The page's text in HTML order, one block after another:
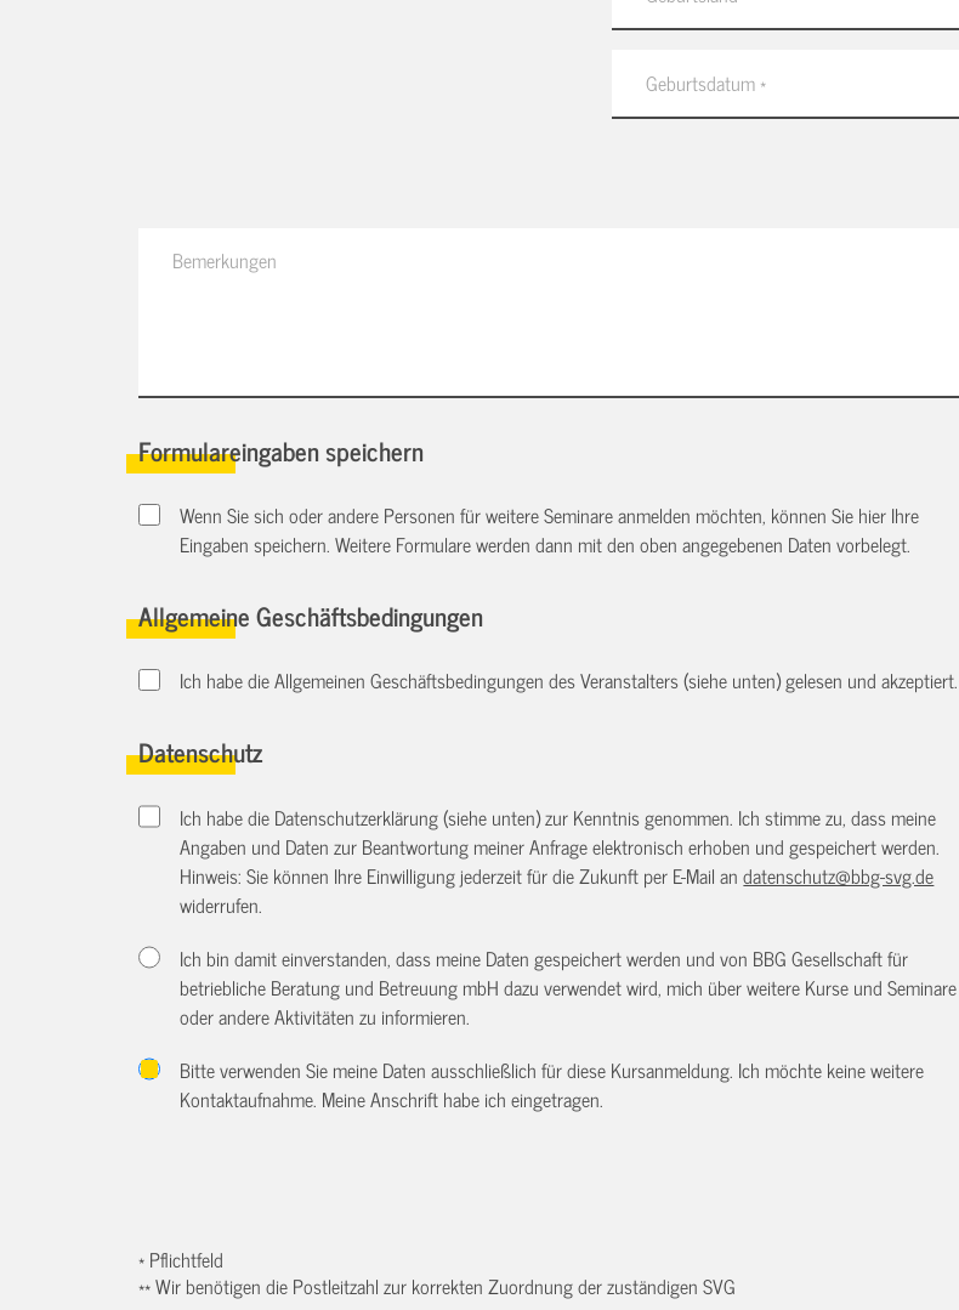
Formulareingaben speichern
Wenn Sie sich oder andere Personen für weitere Seminare anmelden möchten, können Sie hier Ihre
Eingaben speichern. Weitere Formulare werden dann mit den oben angegebenen Daten vorbelegt.
Allgemeine Geschäftsbedingungen
Ich habe die Allgemeinen Geschäftsbedingungen des Veranstalters (siehe unten) gelesen und akzeptiert.
Datenschutz
Ich habe die Datenschutzerklärung (siehe unten) zur Kenntnis genommen. Ich stimme zu, dass meine
Angaben und Daten zur Beantwortung meiner Anfrage elektronisch erhoben und gespeichert werden.
Hinweis: Sie können Ihre Einwilligung jederzeit für die Zukunft per E-Mail andatenschutz@bbg-svg.de
widerrufen.
Ich bin damit einverstanden, dass meine Daten gespeichert werden und von BBG Gesellschaft für
betriebliche Beratung und Betreuung mbH dazu verwendet wird, mich über weitere Kurse und Seminare
oder andere Aktivitäten zu informieren.
Bitte verwenden Sie meine Daten ausschließlich für diese Kursanmeldung. Ich möchte keine weitere
Kontaktaufnahme. Meine Anschrift habe ich eingetragen.
* Pflichtfeld
** Wir benötigen die Postleitzahl zur korrekten Zuordnung der zuständigen SVG